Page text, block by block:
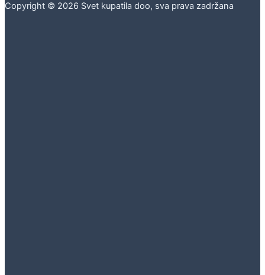
Copyright © 2026 Svet kupatila doo, sva prava zadržana